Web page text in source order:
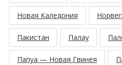
Новая Каледония
Пакистан Палау
Папуа — Новая Гвинея